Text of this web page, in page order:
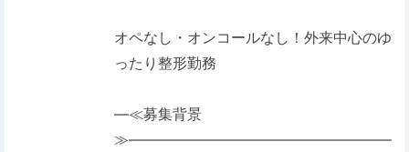
オペなし・オンコールなし！外来中心のゆ
ったり整形勤務
―≪募集背景
≫――――――――――――――――――